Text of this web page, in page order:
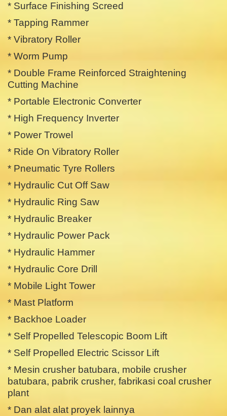
* Surface Finishing Screed
* Tapping Rammer
* Vibratory Roller
* Worm Pump
* Double Frame Reinforced Straightening
Cutting Machine
* Portable Electronic Converter
* High Frequency Inverter
* Power Trowel
* Ride On Vibratory Roller
* Pneumatic Tyre Rollers
* Hydraulic Cut Off Saw
* Hydraulic Ring Saw
* Hydraulic Breaker
* Hydraulic Power Pack
* Hydraulic Hammer
* Hydraulic Core Drill
* Mobile Light Tower
* Mast Platform
* Backhoe Loader
* Self Propelled Telescopic Boom Lift
* Self Propelled Electric Scissor Lift
* Mesin crusher batubara, mobile crusher
batubara, pabrik crusher, fabrikasi coal crusher
plant
* Dan alat alat proyek lainnya